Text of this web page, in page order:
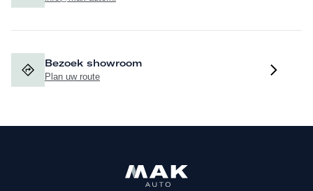
Bezoek showroom
Plan uw route